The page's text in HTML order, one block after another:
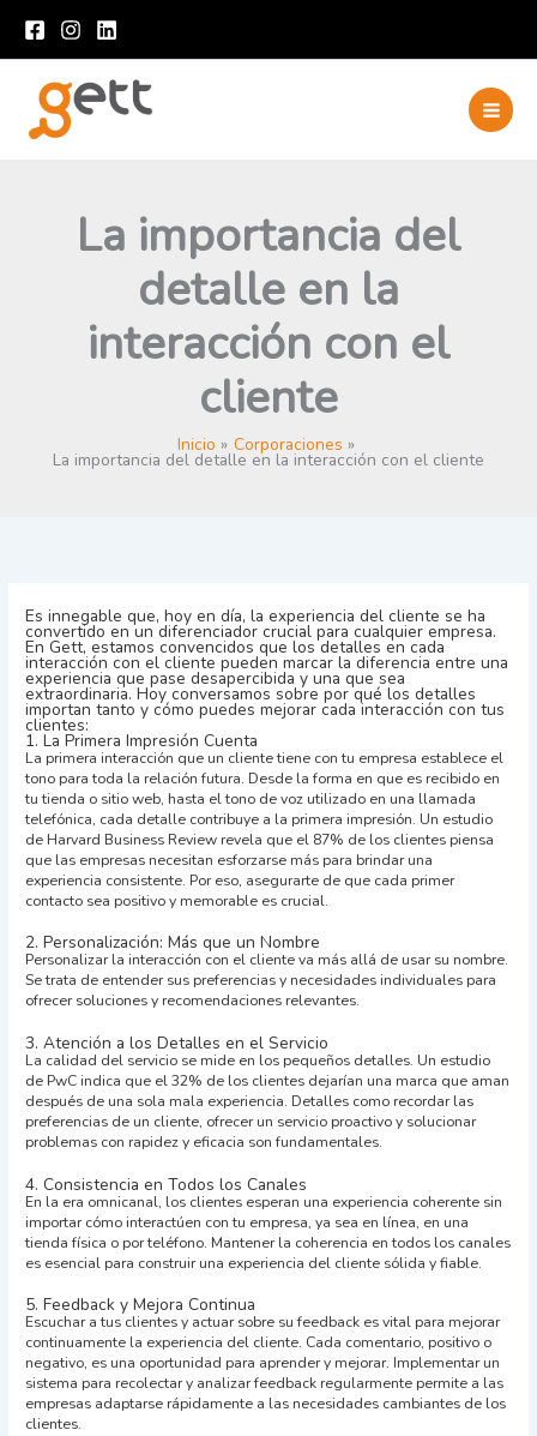
contenido
La importancia del
detalle en la
interacción con el
cliente
Inicio Corporaciones
La importancia del detalle en la interacción con el cliente
Es innegable que, hoy en día, la experiencia del cliente se ha
convertido en un diferenciador crucial para cualquier empresa.
En Gett, estamos convencidos que los detalles en cada
interacción con el cliente pueden marcar la diferencia entre una
experiencia que pase desapercibida y una que sea
extraordinaria. Hoy conversamos sobre por qué los detalles
importan tanto y cómo puedes mejorar cada interacción con tus
clientes:
1. La Primera Impresión Cuenta
La primera interacción que un cliente tiene con tu empresa establece el
tono para toda la relación futura. Desde la forma en que es recibido en
tu tienda o sitio web, hasta el tono de voz utilizado en una llamada
telefónica, cada detalle contribuye a la primera impresión. Un estudio
de Harvard Business Review revela que el 87% de los clientes piensa
que las empresas necesitan esforzarse más para brindar una
experiencia consistente. Por eso, asegurarte de que cada primer
contacto sea positivo y memorable es crucial.
2. Personalización: Más que un Nombre
Personalizar la interacción con el cliente va más allá de usar su nombre.
Se trata de entender sus preferencias y necesidades individuales para
ofrecer soluciones y recomendaciones relevantes.
3. Atención a los Detalles en el Servicio
La calidad del servicio se mide en los pequeños detalles. Un estudio
de PwC indica que el 32% de los clientes dejarían una marca que aman
después de una sola mala experiencia. Detalles como recordar las
preferencias de un cliente, ofrecer un servicio proactivo y solucionar
problemas con rapidez y eficacia son fundamentales.
4. Consistencia en Todos los Canales
En la era omnicanal, los clientes esperan una experiencia coherente sin
importar cómo interactúen con tu empresa, ya sea en línea, en una
tienda física o por teléfono. Mantener la coherencia en todos los canales
es esencial para construir una experiencia del cliente sólida y fiable.
5. Feedback y Mejora Continua
Escuchar a tus clientes y actuar sobre su feedback es vital para mejorar
continuamente la experiencia del cliente. Cada comentario, positivo o
negativo, es una oportunidad para aprender y mejorar. Implementar un
sistema para recolectar y analizar feedback regularmente permite a las
empresas adaptarse rápidamente a las necesidades cambiantes de los
clientes.